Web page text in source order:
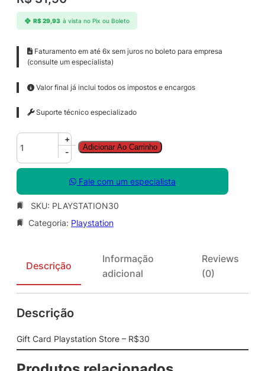
R$29,93 à vista no Pix ou Boleto
Faturamento em até 6x sem juros no boleto para empresa
(consulte um especialista)
Valor final já inclui todos os impostos e encargos
Suporte técnico especializado
G
f
t
a
d
s
a
i
o
n
+
-
Adicionar Ao Carrinho
Fale com um especialista
SKU: PLAYSTATION30
Categoria: Playstation
Descrição
Informação
adicional
Reviews
(0)
Descrição
Gift Card Playstation Store – R$30